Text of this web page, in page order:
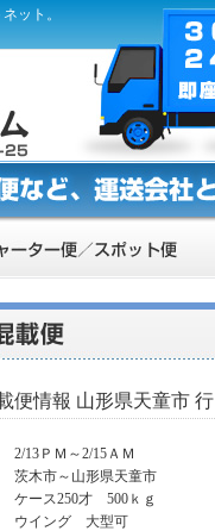
ット。
便情報 山形県天童市 行
2/13ＰＭ～2/15ＡＭ
茨木市～山形県天童市
ケース250才 500ｋｇ
ウイング 大型可